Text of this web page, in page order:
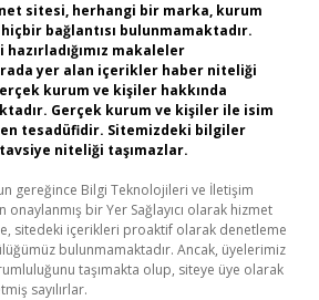
sitesi, herhangi bir marka, kurum
bağlantısı bulunmamaktadır.
makaleler
yer alan içerikler haber niteliği
kurum ve kişiler hakkında
Gerçek kurum ve kişiler ile isim
tesadüfidir. Sitemizdeki bilgiler
niteliği taşımazlar.
gereğince Bilgi Teknolojileri ve İletişim
onaylanmış bir Yer Sağlayıcı olarak hizmet
sitedeki içerikleri proaktif olarak denetleme
bulunmamaktadır. Ancak, üyelerimiz
taşımakta olup, siteye üye olarak
sayılırlar.